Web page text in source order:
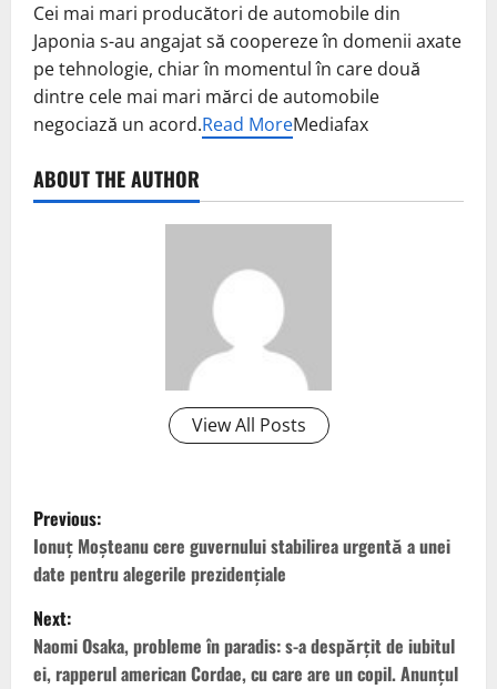
Cei mai mari producători de automobile din
Japonia s-au angajat să coopereze în domenii axate
pe tehnologie, chiar în momentul în care două
dintre cele mai mari mărci de automobile
negociază un acord.Read MoreMediafax
ABOUT THE AUTHOR
View All Posts
P
o
s
t
Previous:
Ionuţ Moşteanu cere guvernului stabilirea urgentă a unei
date pentru alegerile prezidenţiale
Next:
Naomi Osaka, probleme în paradis: s-a despărțit de iubitul
ei, rapperul american Cordae, cu care are un copil. Anunțul